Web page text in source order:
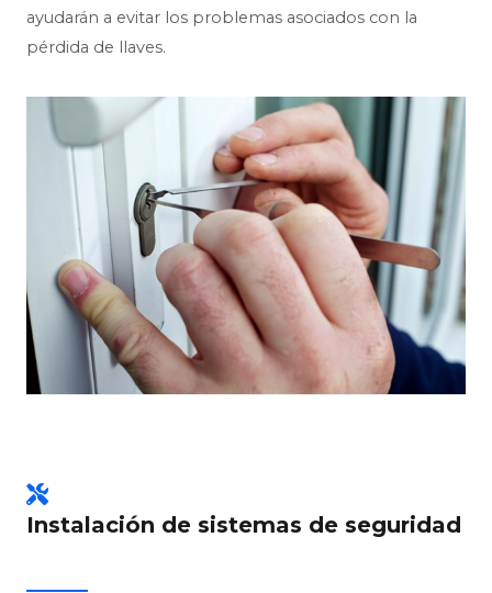
ayudarán a evitar los problemas asociados con la
pérdida de llaves.
Instalación de sistemas de seguridad